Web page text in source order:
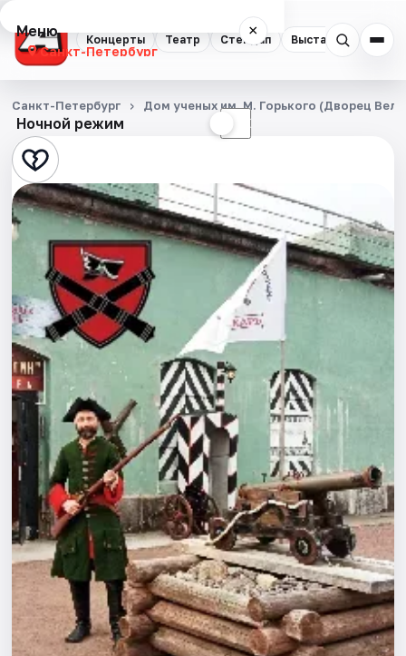
Концерты Театр Стендап Выставки
Меню ×
Санкт-Петербург
Концерты
Театр
Стендап
Выставки
Квесты
Экскурсии
Спорт
События
Города
Площадки
Артисты
Рейтинги
Ночной режим ☾
Санкт-Петербург Дом ученых им. М. Горького (Дворец